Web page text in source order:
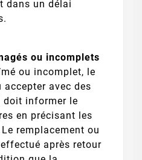
dans un délai
ou incomplets
ou incomplet, le
avec des
doit informer le
en précisant les
remplacement ou
après retour